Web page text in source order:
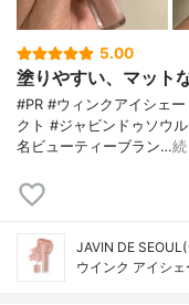
5.00
塗りやすい、マット
#PR #ウィンクアイシェ
クト #ジャビンドゥソウ
名ビューティーブラン…
JAVIN DE
ウインク アイシ